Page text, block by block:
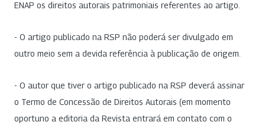
ENAP os direitos autorais patrimoniais referentes ao artigo.
- O artigo publicado na RSP não poderá ser divulgado em
outro meio sem a devida referência à publicação de origem.
- O autor que tiver o artigo publicado na RSP deverá assinar
o Termo de Concessão de Direitos Autorais (em momento
oportuno a editoria da Revista entrará em contato com o